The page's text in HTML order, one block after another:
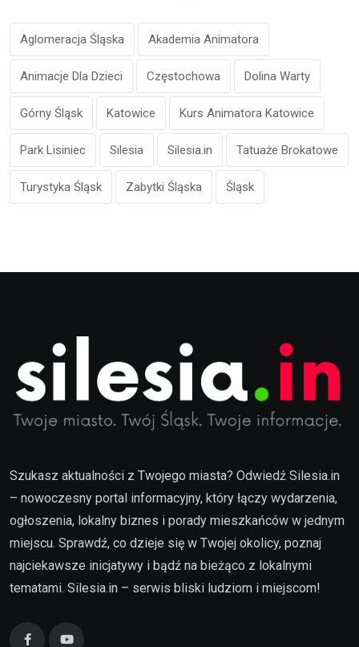
Aglomeracja Śląska Akademia Animatora
Animacje Dla Dzieci Częstochowa Dolina Warty
Górny Śląsk Katowice Kurs Animatora Katowice
Park Lisiniec Silesia Silesia.in Tatuaże Brokatowe
Turystyka Śląsk Zabytki Śląska Śląsk
Szukasz aktualności z Twojego miasta? Odwiedź Silesia.in
– nowoczesny portal informacyjny, który łączy wydarzenia,
ogłoszenia, lokalny biznes i porady mieszkańców w jednym
miejscu. Sprawdź, co dzieje się w Twojej okolicy, poznaj
najciekawsze inicjatywy i bądź na bieżąco z lokalnymi
tematami. Silesia.in – serwis bliski ludziom i miejscom!